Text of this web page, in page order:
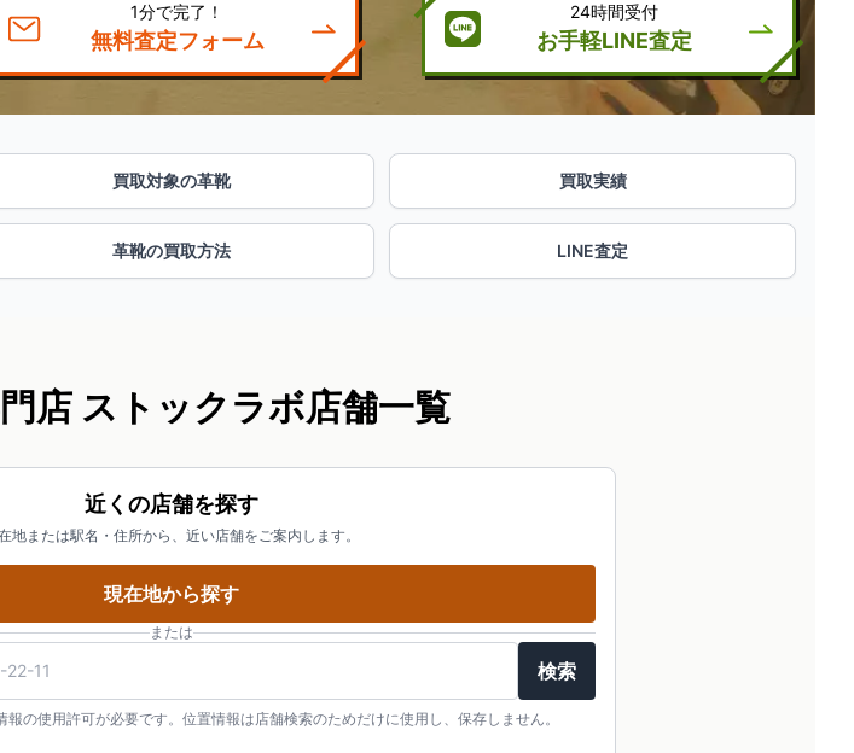
1分で完了！
無料査定フォーム
24時間受付
お手軽LINE査定
買取対象の革靴 買取実績
革靴の買取方法 LINE査定
店 ストックラボ店舗一覧
近くの店舗を探す
地または駅名・住所から、近い店舗をご案内します。
現在地から探す
または
検索
の使用許可が必要です。位置情報は店舗検索のためだけに使用し、保存しません。